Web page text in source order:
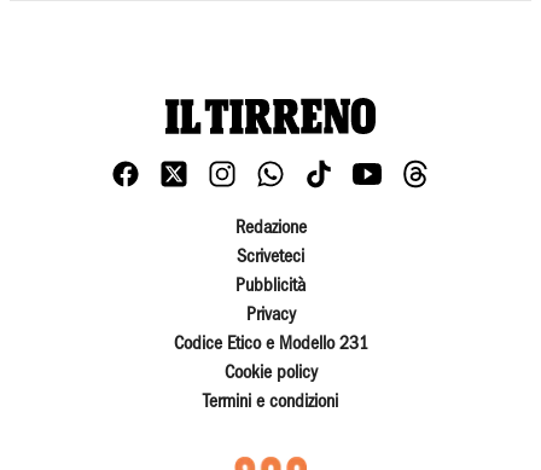
Redazione
Scriveteci
Pubblicità
Privacy
Codice Etico e Modello 231
Cookie policy
Termini e condizioni